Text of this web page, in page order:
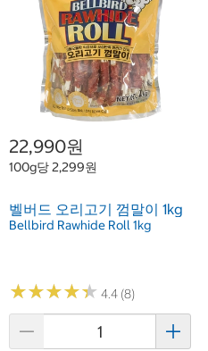
22,990원
100g당 2,299원
벨버드 오리고기 껌말이 1kg
Bellbird Rawhide Roll 1kg
★★★★★
★★★★★ 4.4 (8)